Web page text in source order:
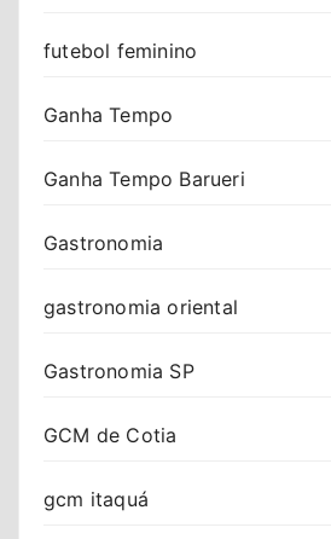
futebol feminino
Ganha Tempo
Ganha Tempo Barueri
Gastronomia
gastronomia oriental
Gastronomia SP
GCM de Cotia
gcm itaquá